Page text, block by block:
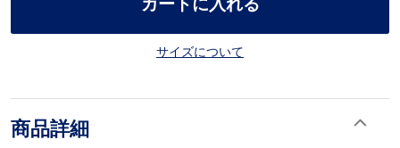
サイズについて
商品詳細